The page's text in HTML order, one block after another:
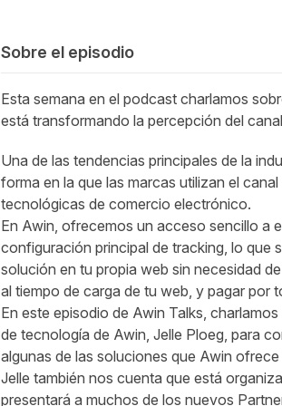
Sobre el episodio
Esta semana en el podcast charlamos
está transformando la percepción del
Una de las tendencias principales de la
forma en la que las marcas utilizan el
tecnológicas de comercio electrónico.
En Awin, ofrecemos un acceso sencillo a
configuración principal de tracking, lo que
solución en tu propia web sin necesidad
al tiempo de carga de tu web, y pagar por
En este episodio de Awin Talks,
de tecnología de Awin, Jelle Ploeg, para
algunas de las soluciones que Awin
Jelle también nos cuenta que está
presentará a muchos de los nuevos